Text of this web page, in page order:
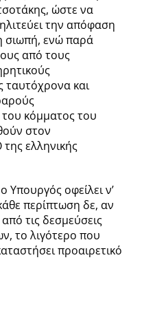
ώστε να
την απόφαση
σιωπή, ενώ παρά
από τους
ταυτόχρονα και
κόμματος του
στον
ελληνικής
Υπουργός οφείλει ν’
περίπτωση δε, αν
τις δεσμεύσεις
το λιγότερο που
προαιρετικό